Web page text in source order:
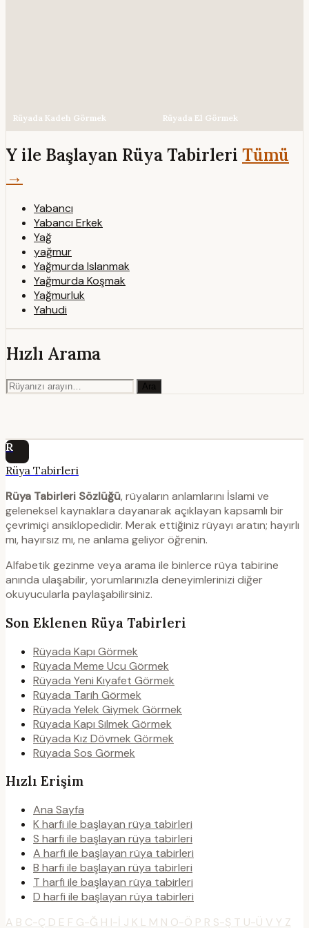
Rüyada Kadeh Görmek Rüyada El Görmek
Y ile Başlayan Rüya Tabirleri Tümü
→
Yabancı
Yabancı Erkek
Yağ
yağmur
Yağmurda Islanmak
Yağmurda Koşmak
Yağmurluk
Yahudi
Hızlı Arama
Ara
R
Rüya Tabirleri
Rüya Tabirleri Sözlüğü, rüyaların anlamlarını İslami ve
geleneksel kaynaklara dayanarak açıklayan kapsamlı bir
çevrimiçi ansiklopedidir. Merak ettiğiniz rüyayı aratın; hayırlı
mı, hayırsız mı, ne anlama geliyor öğrenin.
Alfabetik gezinme veya arama ile binlerce rüya tabirine
anında ulaşabilir, yorumlarınızla deneyimlerinizi diğer
okuyucularla paylaşabilirsiniz.
Son Eklenen Rüya Tabirleri
Rüyada Kapı Görmek
Rüyada Meme Ucu Görmek
Rüyada Yeni Kıyafet Görmek
Rüyada Tarih Görmek
Rüyada Yelek Giymek Görmek
Rüyada Kapı Silmek Görmek
Rüyada Kız Dövmek Görmek
Rüyada Sos Görmek
Hızlı Erişim
Ana Sayfa
K harfi ile başlayan rüya tabirleri
S harfi ile başlayan rüya tabirleri
A harfi ile başlayan rüya tabirleri
B harfi ile başlayan rüya tabirleri
T harfi ile başlayan rüya tabirleri
D harfi ile başlayan rüya tabirleri
A B C-Ç D E F G-Ğ H I-İ J K L M N O-Ö P R S-Ş T U-Ü V Y Z